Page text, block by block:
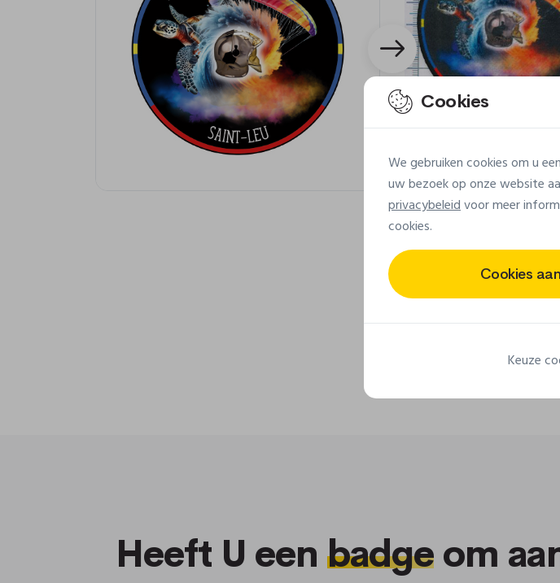
Heeft U een badgeom
Cookies
We gebruiken cookies om u
uw bezoek op onze website
privacybeleidvoor meer
cookies.
Cookies
Keuze